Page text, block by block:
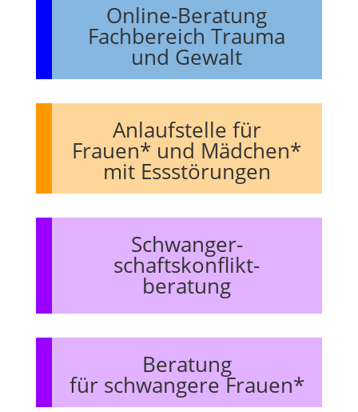
Online-Beratung
Fachbereich Trauma
und Gewalt
Anlaufstelle für
Frauen* und Mädchen*
mit Essstörungen
Schwanger-
schaftskonflikt-
beratung
Beratung
für schwangere Frauen*